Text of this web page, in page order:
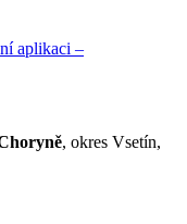
aplikaci –
, okres Vsetín,